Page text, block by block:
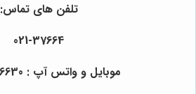
تلفن های تماس:
021-37664
موبایل و واتس آپ : 09224676630